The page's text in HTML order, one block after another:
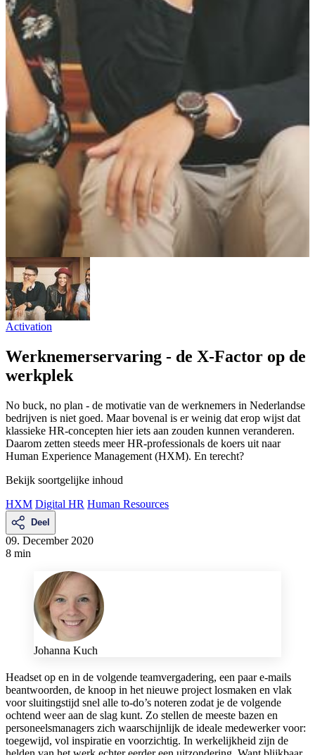
Activation
Werknemerservaring - de X-Factor op de
werkplek
No buck, no plan - de motivatie van de werknemers in Nederlandse
bedrijven is niet goed. Maar bovenal is er weinig dat erop wijst dat
klassieke HR-concepten hier iets aan zouden kunnen veranderen.
Daarom zetten steeds meer HR-professionals de koers uit naar
Human Experience Management (HXM). En terecht?
Bekijk soortgelijke inhoud
HXM Digital HR Human Resources
Deel
09. December 2020
8 min
Johanna Kuch
Headset op en in de volgende teamvergadering, een paar e-mails
beantwoorden, de knoop in het nieuwe project losmaken en vlak
voor sluitingstijd snel alle to-do’s noteren zodat je de volgende
ochtend weer aan de slag kunt. Zo stellen de meeste bazen en
personeelsmanagers zich waarschijnlijk de ideale medewerker voor:
toegewijd, vol inspiratie en voorzichtig. In werkelijkheid zijn de